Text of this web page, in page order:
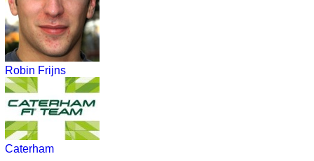
Robin Frijns
Caterham